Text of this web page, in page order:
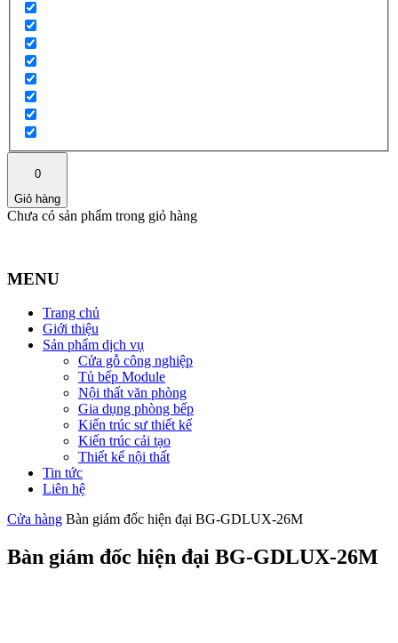
0
Giỏ hàng
Chưa có sản phẩm trong giỏ hàng
MENU
Trang chủ
Giới thiệu
Sản phẩm dịch vụ
Cửa gỗ công nghiệp
Tủ bếp Module
Nội thất văn phòng
Gia dụng phòng bếp
Kiến trúc sư thiết kế
Kiến trúc cải tạo
Thiết kế nội thất
Tin tức
Liên hệ
Cửa hàng Bàn giám đốc hiện đại BG-GDLUX-26M
Bàn giám đốc hiện đại BG-GDLUX-26M